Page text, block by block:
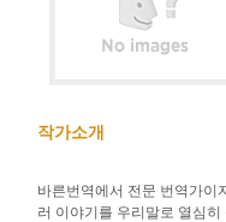
작가소개
바른번역에서 전문 번역가이
러 이야기를 우리말로 열심